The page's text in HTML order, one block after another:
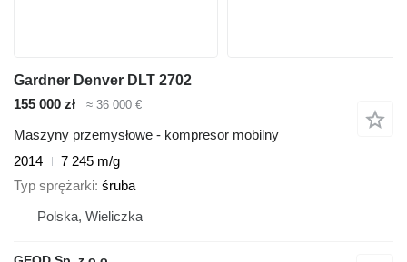
Gardner Denver DLT 2702
155 000 zł
≈ 36 000 €
Maszyny przemysłowe - kompresor mobilny
2014
7 245 m/g
Typ sprężarki śruba
Polska, Wieliczka